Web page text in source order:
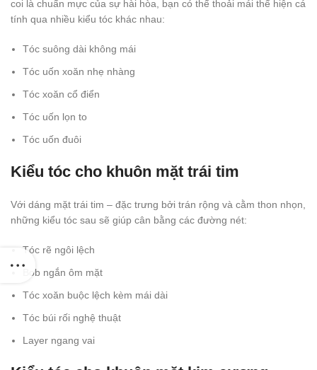
coi là chuẩn mực của sự hài hòa, bạn có thể thoải mái thể hiện cá
tính qua nhiều kiểu tóc khác nhau:
Tóc suông dài không mái
Tóc uốn xoăn nhẹ nhàng
Tóc xoăn cổ điển
Tóc uốn lọn to
Tóc uốn đuôi
Kiểu tóc cho khuôn mặt trái tim
Với dáng mặt trái tim – đặc trưng bởi trán rộng và cằm thon nhọn,
những kiểu tóc sau sẽ giúp cân bằng các đường nét:
Tóc rẽ ngôi lệch
Bob ngắn ôm mặt
Tóc xoăn buộc lệch kèm mái dài
Tóc búi rối nghệ thuật
Layer ngang vai